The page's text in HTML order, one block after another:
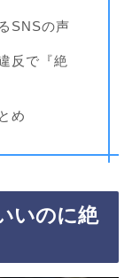
SNSの声
反で『絶
め
いのに絶